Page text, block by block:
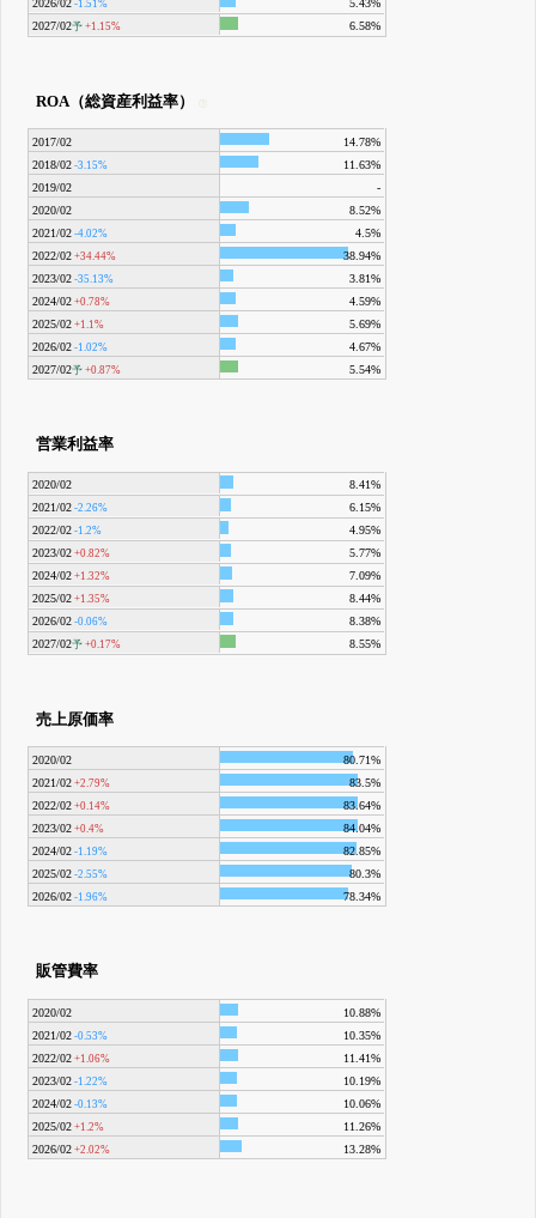
2026/02 -1.51%
5.43%
2027/02予 +1.15% 6.58%
ROA（総資産利益率）
2017/02
14.78%
2018/02 -3.15%
11.63%
2019/02
-
2020/02
8.52%
2021/02 -4.02%
4.5%
2022/02 +34.44%
38.94%
2023/02 -35.13%
3.81%
2024/02 +0.78%
4.59%
2025/02 +1.1%
5.69%
2026/02 -1.02%
4.67%
2027/02予 +0.87% 5.54%
営業利益率
2020/02
8.41%
2021/02 -2.26%
6.15%
2022/02 -1.2%
4.95%
2023/02 +0.82%
5.77%
2024/02 +1.32%
7.09%
2025/02 +1.35%
8.44%
2026/02 -0.06%
8.38%
2027/02予 +0.17% 8.55%
売上原価率
2020/02
80.71%
2021/02 +2.79%
83.5%
2022/02 +0.14%
83.64%
2023/02 +0.4%
84.04%
2024/02 -1.19%
82.85%
2025/02 -2.55%
80.3%
2026/02 -1.96% 78.34%
販管費率
2020/02
10.88%
2021/02 -0.53%
10.35%
2022/02 +1.06%
11.41%
2023/02 -1.22%
10.19%
2024/02 -0.13%
10.06%
2025/02 +1.2%
11.26%
2026/02 +2.02% 13.28%